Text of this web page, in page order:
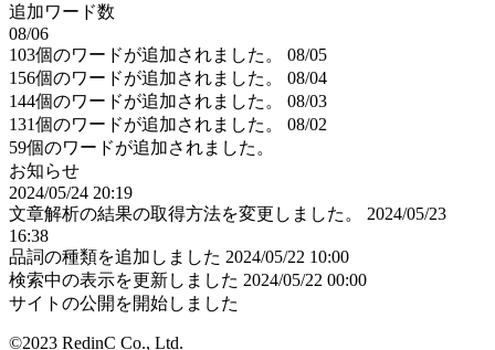
追加ワード数
08/06
103個のワードが追加されました。
08/05
156個のワードが追加されました。
08/04
144個のワードが追加されました。
08/03
131個のワードが追加されました。
08/02
59個のワードが追加されました。
お知らせ
2024/05/24 20:19
文章解析の結果の取得方法を変更しました。
2024/05/23
16:38
品詞の種類を追加しました 2024/05/22 10:00
検索中の表示を更新しました 2024/05/22 00:00
サイトの公開を開始しました
©2023 RedinC Co., Ltd.